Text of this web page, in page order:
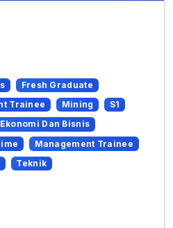
Fresh Graduate
Trainee Mining
S1
Ekonomi Dan Bisnis
Management Trainee
Teknik